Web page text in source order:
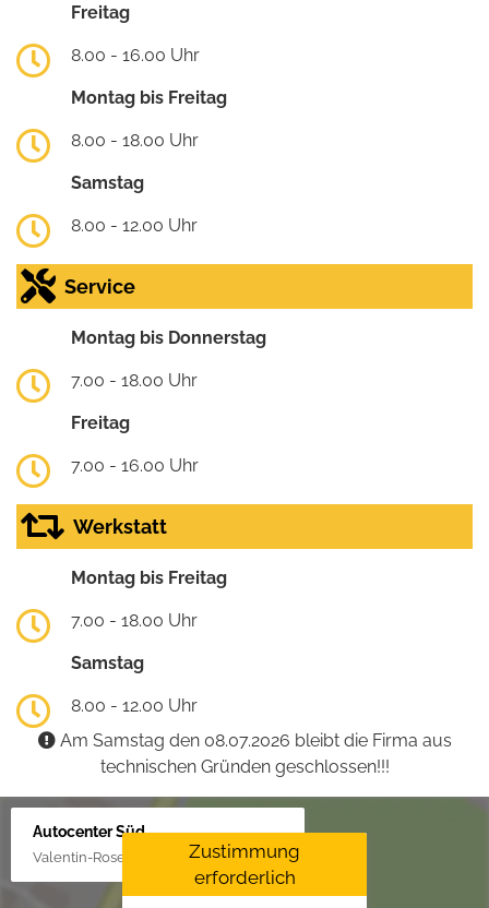
Freitag
8.00 - 16.00 Uhr
Montag bis Freitag
8.00 - 18.00 Uhr
Samstag
8.00 - 12.00 Uhr
Service
Montag bis Donnerstag
7.00 - 18.00 Uhr
Freitag
7.00 - 16.00 Uhr
Werkstatt
Montag bis Freitag
7.00 - 18.00 Uhr
Samstag
8.00 - 12.00 Uhr
Am Samstag den 08.07.2026 bleibt die Firma aus
technischen Gründen geschlossen!!!
Autocenter Süd
Valentin-Rose-Str. 3, 16816 Neuruppin
Zustimmung
erforderlich